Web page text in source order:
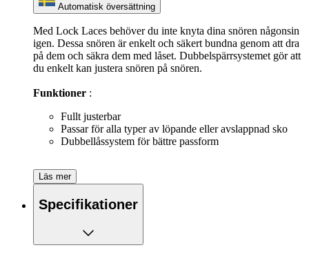
Automatisk översättning
Med Lock Laces behöver du inte knyta dina snören någonsin
igen. Dessa snören är enkelt och säkert bundna genom att dra
på dem och säkra dem med låset. Dubbelspärrsystemet gör att
du enkelt kan justera snören på snören.
Funktioner :
Fullt justerbar
Passar för alla typer av löpande eller avslappnad sko
Dubbellåssystem för bättre passform
Läs mer
Specifikationer